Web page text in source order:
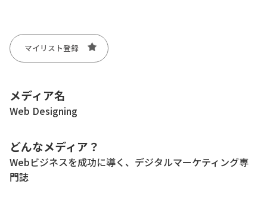
マイリスト登録
メディア名
Web Designing
どんなメディア？
Webビジネスを成功に導く、デジタルマーケティング専
門誌